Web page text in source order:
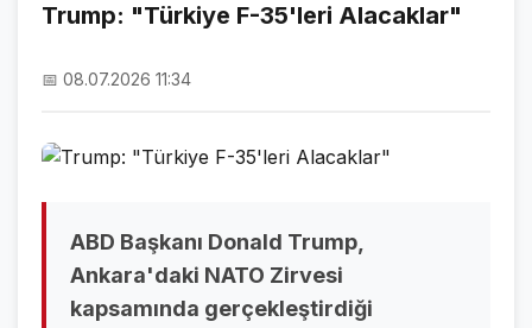
HAVA DURUMU
NÖBETÇİ ECZANELER
SON DAKİKA
Trump: "Türkiye F-35'leri Alacaklar"
📅 08.07.2026 11:34
ABD Başkanı Donald Trump,
Ankara'daki NATO Zirvesi
kapsamında gerçekleştirdiği